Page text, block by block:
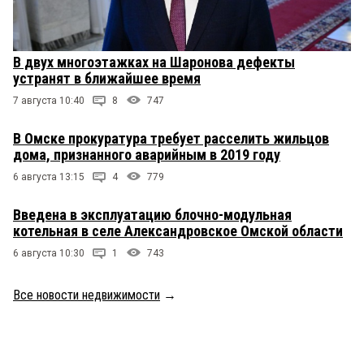
В двух многоэтажках на Шаронова дефекты
устранят в ближайшее время
7 августа 10:40 8 747
В Омске прокуратура требует расселить жильцов
дома, признанного аварийным в 2019 году
6 августа 13:15 4 779
Введена в эксплуатацию блочно-модульная
котельная в селе Александровское Омской области
6 августа 10:30 1 743
Все новости недвижимости →